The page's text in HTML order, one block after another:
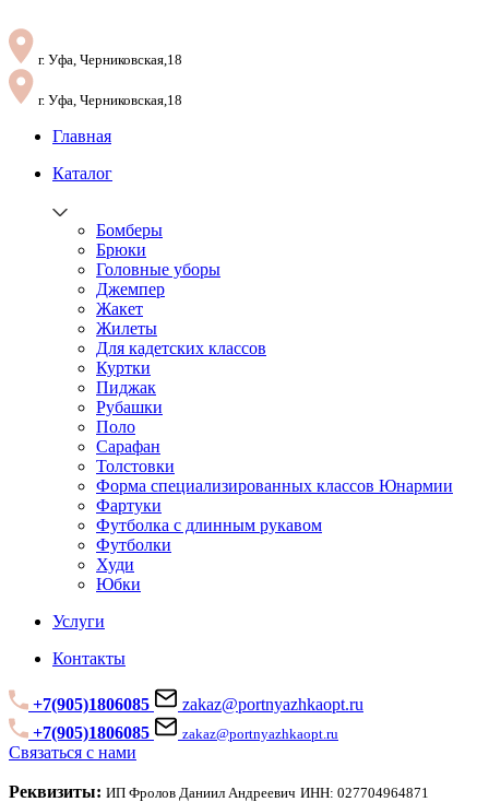
г. Уфа, Черниковская,18
г. Уфа, Черниковская,18
Главная
Каталог
Бомберы
Брюки
Головные уборы
Джемпер
Жакет
Жилеты
Для кадетских классов
Куртки
Пиджак
Рубашки
Поло
Сарафан
Толстовки
Форма специализированных классов Юнармии
Фартуки
Футболка с длинным рукавом
Футболки
Худи
Юбки
Услуги
Контакты
+7(905)1806085
zakaz@portnyazhkaopt.ru
+7(905)1806085
zakaz@portnyazhkaopt.ru
Связаться с нами
Реквизиты: ИП Фролов Даниил Андреевич ИНН: 027704964871